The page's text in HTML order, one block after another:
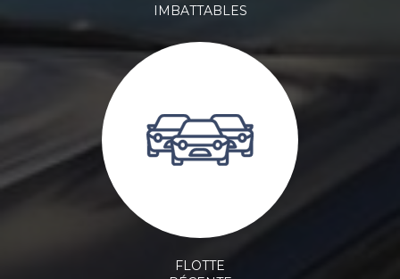
IMBATTABLES
FLOTTE